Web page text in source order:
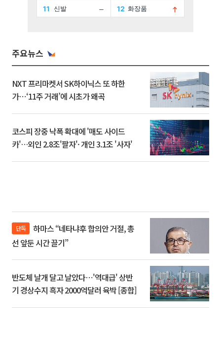
주요뉴스
NXT 프리마켓서 SK하이닉스 또 하한
가⋯‘11주 거래’에 시초가 왜곡
코스피 장중 낙폭 확대에 '매도 사이드
카'…외인 2.8조'팔자'· 개인 3.1조 '사자'
단독
선 앞둔 시간 끌기”
반도체 날개 달고 날았다⋯'역대급' 상반
기 경상수지 흑자 2000억달러 육박 [종합]